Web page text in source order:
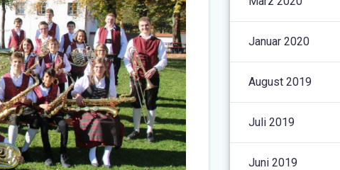
Januar 2020
August 2019
Juli 2019
Juni 2019